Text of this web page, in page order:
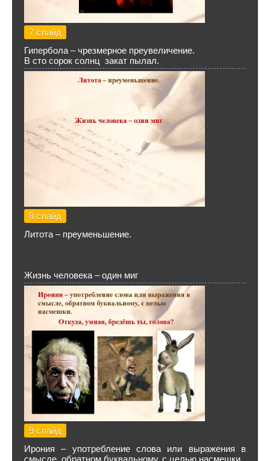
7 слайд
Гипербола – чрезмерное преувеличение.
В сто сорок солнц закат пылал.
8 слайд
Литота – преуменьшение.
Жизнь человека – один миг
9 слайд
Ирония – употребление слова или выражения в
смысле, обратном буквальному, с целью насмешки.